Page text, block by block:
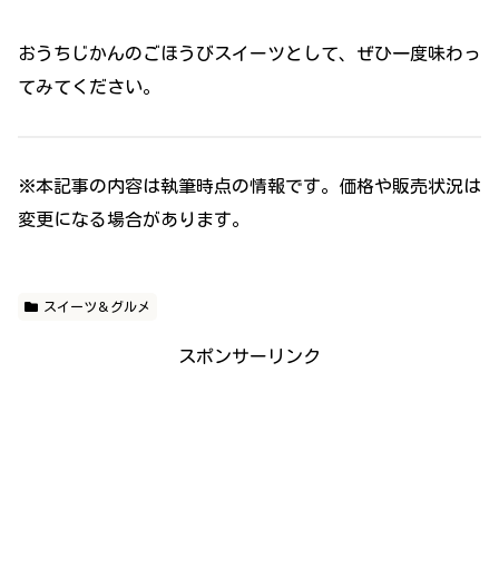
おうちじかんのごほうびスイーツとして、ぜひ一度味わっ
てみてください。
※本記事の内容は執筆時点の情報です。価格や販売状況は
変更になる場合があります。
スイーツ＆グルメ
スポンサーリンク